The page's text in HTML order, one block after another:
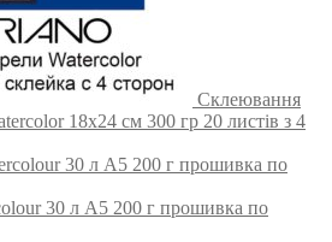
Склеювання
18х24 см 300 гр 20 листів з 4
30 л А5 200 г прошивка по